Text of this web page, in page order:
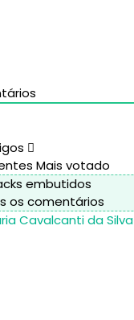
Mais votado
embutidos
os comentários
Cavalcanti da Silva